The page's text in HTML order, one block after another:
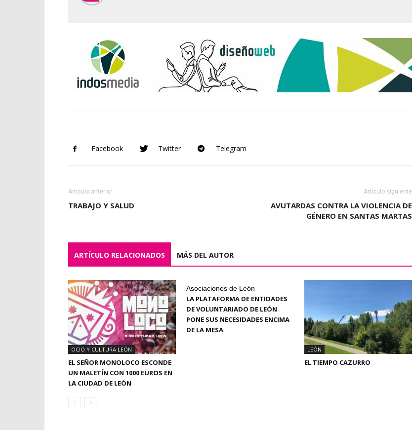
Facebook Twitter Telegram
Artículo anterior
TRABAJO Y SALUD
Artículo siguiente
AVUTARDAS CONTRA LA VIOLENCIA DE
GÉNERO EN SANTAS MARTAS
ARTÍCULO RELACIONADOS MÁS DEL AUTOR
OCIO Y CULTURA LEÓN
EL SEÑOR MONOLOCO ESCONDE
UN MALETÍN CON 1000 EUROS EN
LA CIUDAD DE LEÓN
Asociaciones de León
LA PLATAFORMA DE ENTIDADES
DE VOLUNTARIADO DE LEÓN
PONE SUS NECESIDADES ENCIMA
DE LA MESA
LEÓN
EL TIEMPO CAZURRO